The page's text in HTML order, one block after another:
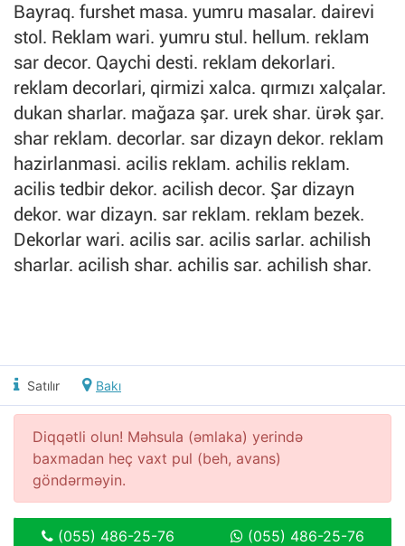
Bayraq. furshet masa. yumru masalar. dairevi
stol. Reklam wari. yumru stul. hellum. reklam
sar decor. Qaychi desti. reklam dekorlari.
reklam decorlari, qirmizi xalca. qırmızı xalçalar.
dukan sharlar. mağaza şar. urek shar. ürək şar.
shar reklam. decorlar. sar dizayn dekor. reklam
hazirlanmasi. acilis reklam. achilis reklam.
acilis tedbir dekor. acilish decor. Şar dizayn
dekor. war dizayn. sar reklam. reklam bezek.
Dekorlar wari. acilis sar. acilis sarlar. achilish
sharlar. acilish shar. achilis sar. achilish shar.
Satılır Bakı
Diqqətli olun! Məhsula (əmlaka) yerində
baxmadan heç vaxt pul (beh, avans)
göndərməyin.
(055) 486-25-76
(055) 486-25-76